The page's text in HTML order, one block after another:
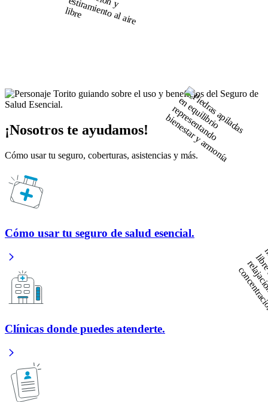
¡Nosotros te ayudamos!
Cómo usar tu seguro, coberturas, asistencias y más.
Cómo usar tu seguro de salud esencial.
Clínicas donde puedes atenderte.